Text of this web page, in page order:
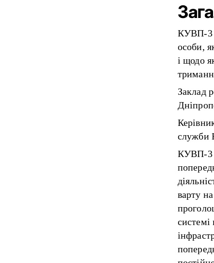
КУВП-3
особи,
і щодо
Заклад
служби
КУВП-3
варту
системі